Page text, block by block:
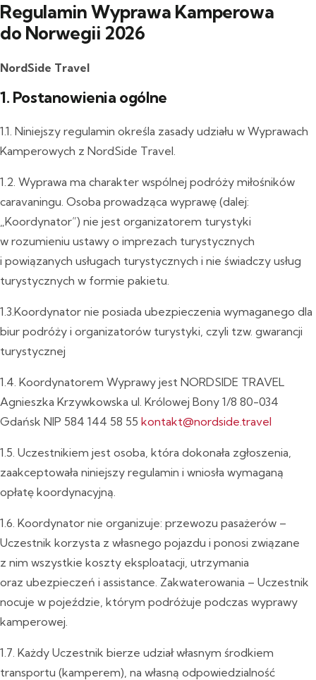
Regulamin Wyprawa Kamperowa
do Norwegii 2026
NordSide Travel
1. Postanowienia ogólne
1.1. Niniejszy regulamin określa zasady udziału w Wyprawach
Kamperowych z NordSide Travel.
1.2. Wyprawa ma charakter wspólnej podróży miłośników
caravaningu. Osoba prowadząca wyprawę (dalej:
„Koordynator”) nie jest organizatorem turystyki
w rozumieniu ustawy o imprezach turystycznych
i powiązanych usługach turystycznych i nie świadczy usług
turystycznych w formie pakietu.
1.3.Koordynator nie posiada ubezpieczenia wymaganego dla
biur podróży i organizatorów turystyki, czyli tzw. gwarancji
turystycznej
1.4. Koordynatorem Wyprawy jest NORDSIDE TRAVEL
Agnieszka Krzywkowska ul. Królowej Bony 1/8 80-034
Gdańsk NIP 584 144 58 55 kontakt@nordside.travel
1.5. Uczestnikiem jest osoba, która dokonała zgłoszenia,
zaakceptowała niniejszy regulamin i wniosła wymaganą
opłatę koordynacyjną.
1.6. Koordynator nie organizuje: przewozu pasażerów –
Uczestnik korzysta z własnego pojazdu i ponosi związane
z nim wszystkie koszty eksploatacji, utrzymania
oraz ubezpieczeń i assistance. Zakwaterowania – Uczestnik
nocuje w pojeździe, którym podróżuje podczas wyprawy
kamperowej.
1.7. Każdy Uczestnik bierze udział własnym środkiem
transportu (kamperem), na własną odpowiedzialność